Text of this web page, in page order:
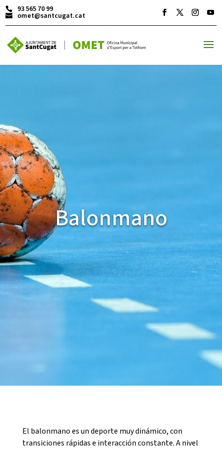
93 565 70 99
omet@santcugat.cat
Balonmano
El balonmano es un deporte muy dinámico, con
transiciones rápidas e interacción constante. A nivel
ACTIVITATS D'ESTIU
ALBERG CENTRE ESPLAI
CASES DE COLÒNIES
ACCIÓ SOCIAL I JOVES
SUPORT TERCER SECTOR